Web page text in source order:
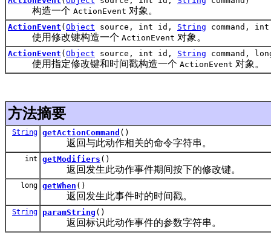
构造一个 ActionEvent 对象。
ActionEvent ( Object source, int id, String command,
使用修改键构造一个 ActionEvent 对象。
ActionEvent ( Object source, int id, String command,
使用指定修改键和时间戳构造一个 ActionEvent 对象。
方法摘要
String getActionCommand ()
返回与此动作相关的命令字符串。
int getModifiers ()
返回发生此动作事件期间按下的修改键。
long getWhen ()
返回发生此事件时的时间戳。
String paramString ()
返回标识此动作事件的参数字符串。